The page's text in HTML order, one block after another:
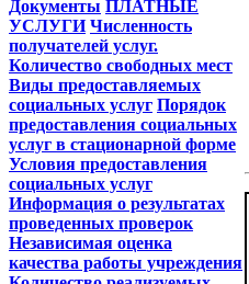
Документы ПЛАТНЫЕ
УСЛУГИ Численность
получателей услуг.
Количество свободных мест
Виды предоставляемых
социальных услуг Порядок
предоставления социальных
услуг в стационарной форме
Условия предоставления
социальных услуг
Информация о результатах
проведенных проверок
Независимая оценка
качества работы учреждения